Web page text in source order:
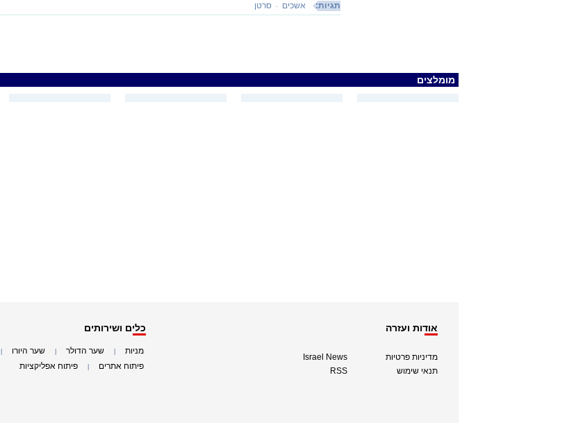
תגיות: אשכים סרטן
מומלצים
אודות ועזרה
מדיניות פרטיות
תנאי שימוש
Israel News
RSS
כלים ושירותים
מניות שער הדולר שער היורו
פיתוח אתרים פיתוח אפליקציות